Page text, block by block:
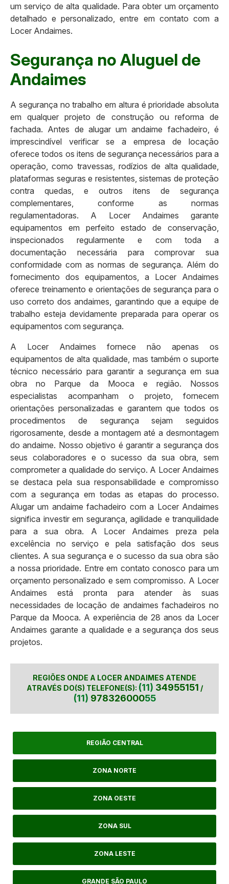
um serviço de alta qualidade. Para obter um orçamento
detalhado e personalizado, entre em contato com a
Locer Andaimes.
Segurança no Aluguel de
Andaimes
A segurança no trabalho em altura é prioridade absoluta
em qualquer projeto de construção ou reforma de
fachada. Antes de alugar um andaime fachadeiro, é
imprescindível verificar se a empresa de locação
oferece todos os itens de segurança necessários para a
operação, como travessas, rodízios de alta qualidade,
plataformas seguras e resistentes, sistemas de proteção
contra quedas, e outros itens de segurança
complementares, conforme as normas
regulamentadoras. A Locer Andaimes garante
equipamentos em perfeito estado de conservação,
inspecionados regularmente e com toda a
documentação necessária para comprovar sua
conformidade com as normas de segurança. Além do
fornecimento dos equipamentos, a Locer Andaimes
oferece treinamento e orientações de segurança para o
uso correto dos andaimes, garantindo que a equipe de
trabalho esteja devidamente preparada para operar os
equipamentos com segurança.
A Locer Andaimes fornece não apenas os
equipamentos de alta qualidade, mas também o suporte
técnico necessário para garantir a segurança em sua
obra no Parque da Mooca e região. Nossos
especialistas acompanham o projeto, fornecem
orientações personalizadas e garantem que todos os
procedimentos de segurança sejam seguidos
rigorosamente, desde a montagem até a desmontagem
do andaime. Nosso objetivo é garantir a segurança dos
seus colaboradores e o sucesso da sua obra, sem
comprometer a qualidade do serviço. A Locer Andaimes
se destaca pela sua responsabilidade e compromisso
com a segurança em todas as etapas do processo.
Alugar um andaime fachadeiro com a Locer Andaimes
significa investir em segurança, agilidade e tranquilidade
para a sua obra. A Locer Andaimes preza pela
excelência no serviço e pela satisfação dos seus
clientes. A sua segurança e o sucesso da sua obra são
a nossa prioridade. Entre em contato conosco para um
orçamento personalizado e sem compromisso. A Locer
Andaimes está pronta para atender às suas
necessidades de locação de andaimes fachadeiros no
Parque da Mooca. A experiência de 28 anos da Locer
Andaimes garante a qualidade e a segurança dos seus
projetos.
REGIÕES ONDE A LOCER ANDAIMES ATENDE
ATRAVÉS DO(S) TELEFONE(S): (11) 34955151 /
(11) 97832600055
REGIÃO CENTRAL
ZONA NORTE
ZONA OESTE
ZONA SUL
ZONA LESTE
GRANDE SÃO PAULO